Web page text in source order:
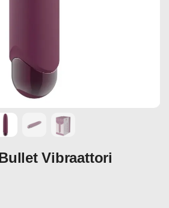
Vibraattori